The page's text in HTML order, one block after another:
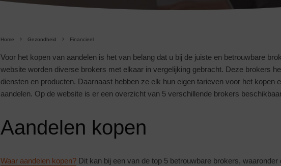
Home Gezondheid Financieel
Voor het kopen van aandelen is het van belang dat u bij de juiste en betrouwbare
website worden diverse brokers met elkaar in vergelijking gebracht. Deze brokers
diensten en producten. Daarnaast hebben ze elk hun eigen tarieven voor het kopen
aandelen. Op de website is er een overzicht van 5 verschillende brokers
Aandelen kopen
Waar aandelen kopen? Dit kan bij een van de top 5 betrouwbare brokers,